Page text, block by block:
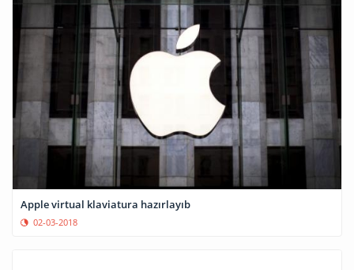
Apple virtual klaviatura hazırlayıb
02-03-2018